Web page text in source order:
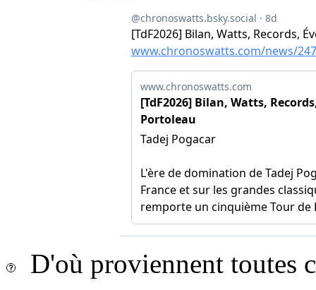
D'où proviennent toutes